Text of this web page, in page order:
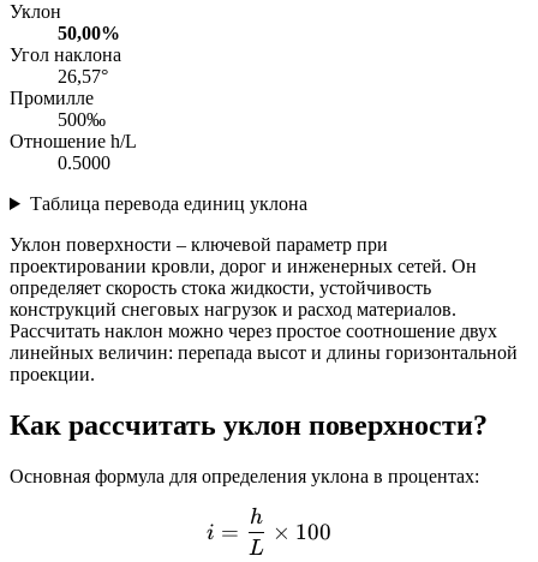
Уклон
50,00%
Угол наклона
26,57°
Промилле
500‰
Отношение h/L
0.5000
Таблица перевода единиц уклона
Уклон поверхности – ключевой параметр при
проектировании кровли, дорог и инженерных сетей. Он
определяет скорость стока жидкости, устойчивость
конструкций снеговых нагрузок и расход материалов.
Рассчитать наклон можно через простое соотношение двух
линейных величин: перепада высот и длины горизонтальной
проекции.
Как рассчитать уклон поверхности?
Основная формула для определения уклона в процентах:
i = \frac{h}{L} \times
i =
L
h
× 100